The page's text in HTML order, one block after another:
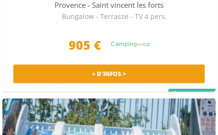
Provence - Saint vincent les forts
Bungalow - Terrasse - TV 4 pers.
905 €
+ D'INFOS >